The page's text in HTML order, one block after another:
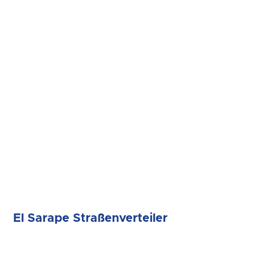
El Sarape Straßenverteiler